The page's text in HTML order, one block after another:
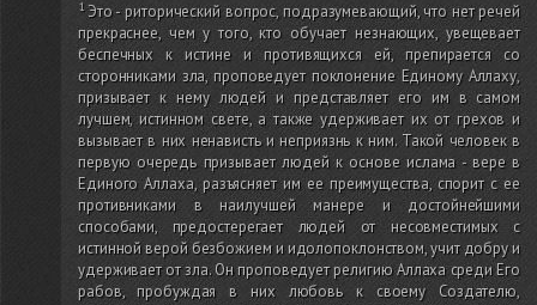
Это - риторический вопрос, подразумевающий, что нет речей
прекраснее, чем у того, кто обучает незнающих, увещевает
беспечных к истине и противящихся ей, препирается со
сторонниками зла, проповедует поклонение Единому Аллаху,
призывает к нему людей и представляет его им в самом
лучшем, истинном свете, а также удерживает их от грехов и
вызывает в них ненависть и неприязнь к ним. Такой человек в
первую очередь призывает людей к основе ислама - вере в
Единого Аллаха, разъясняет им ее преимущества, спорит с ее
противниками в наилучшей манере и достойнейшими
способами, предостерегает людей от несовместимых с
истинной верой безбожием и идолопоклонством, учит добру и
удерживает от зла. Он проповедует религию Аллаха среди Его
рабов, пробуждая в них любовь к своему Создателю,